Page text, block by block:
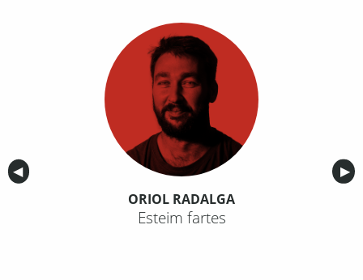
Anterior
◀︎ ▶︎
ORIOL RADALGA
Esteim fartes